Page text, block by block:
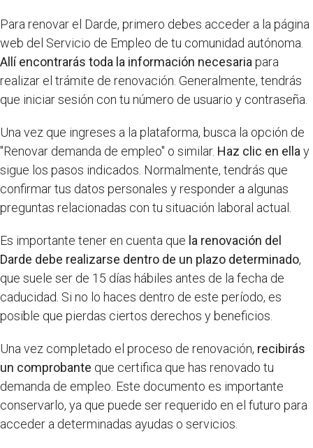
Para renovar el Darde, primero debes acceder a la página
web del Servicio de Empleo de tu comunidad autónoma.
Allí encontrarás toda la información necesaria para
realizar el trámite de renovación. Generalmente, tendrás
que iniciar sesión con tu número de usuario y contraseña.
Una vez que ingreses a la plataforma, busca la opción de
"Renovar demanda de empleo" o similar. Haz clic en ella y
sigue los pasos indicados. Normalmente, tendrás que
confirmar tus datos personales y responder a algunas
preguntas relacionadas con tu situación laboral actual.
Es importante tener en cuenta que la renovación del
Darde debe realizarse dentro de un plazo determinado,
que suele ser de 15 días hábiles antes de la fecha de
caducidad. Si no lo haces dentro de este período, es
posible que pierdas ciertos derechos y beneficios.
Una vez completado el proceso de renovación, recibirás
un comprobante que certifica que has renovado tu
demanda de empleo. Este documento es importante
conservarlo, ya que puede ser requerido en el futuro para
acceder a determinadas ayudas o servicios.